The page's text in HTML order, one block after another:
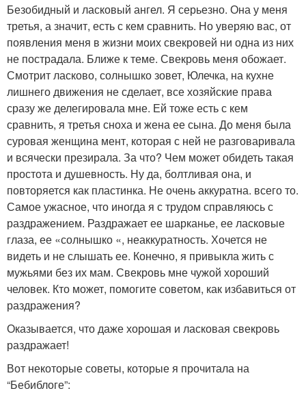
Безобидный и ласковый ангел. Я серьезно. Она у меня
третья, а значит, есть с кем сравнить. Но уверяю вас, от
появления меня в жизни моих свекровей ни одна из них
не пострадала. Ближе к теме. Свекровь меня обожает.
Смотрит ласково, солнышко зовет, Юлечка, на кухне
лишнего движения не сделает, все хозяйские права
сразу же делегировала мне. Ей тоже есть с кем
сравнить, я третья сноха и жена ее сына. До меня была
суровая женщина мент, которая с ней не разговаривала
и всячески презирала. За что? Чем может обидеть такая
простота и душевность. Ну да, болтливая она, и
повторяется как пластинка. Не очень аккуратна. всего то.
Самое ужасное, что иногда я с трудом справляюсь с
раздражением. Раздражает ее шарканье, ее ласковые
глаза, ее «солнышко «, неаккуратность. Хочется не
видеть и не слышать ее. Конечно, я привыкла жить с
мужьями без их мам. Свекровь мне чужой хороший
человек. Кто может, помогите советом, как избавиться от
раздражения?
Оказывается, что даже хорошая и ласковая свекровь
раздражает!
Вот некоторые советы, которые я прочитала на
“Бебиблоге”: